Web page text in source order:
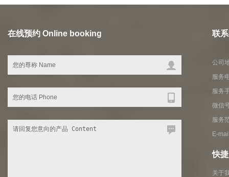
在线预约 Online booking 联
公司
服务
服务
微信
服务
E-
快
关于